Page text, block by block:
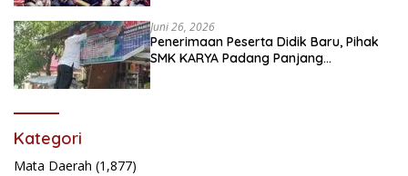
Juni 26, 2026
Penerimaan Peserta Didik Baru, Pihak
SMK KARYA Padang Panjang
Kategori
Mata Daerah (1,877)